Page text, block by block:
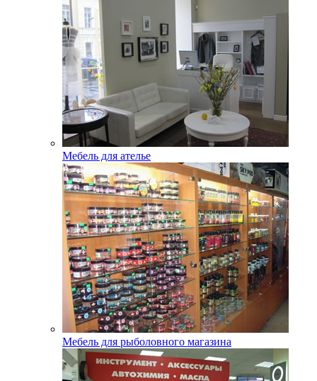
Мебель для ателье
Мебель для рыболовного магазина